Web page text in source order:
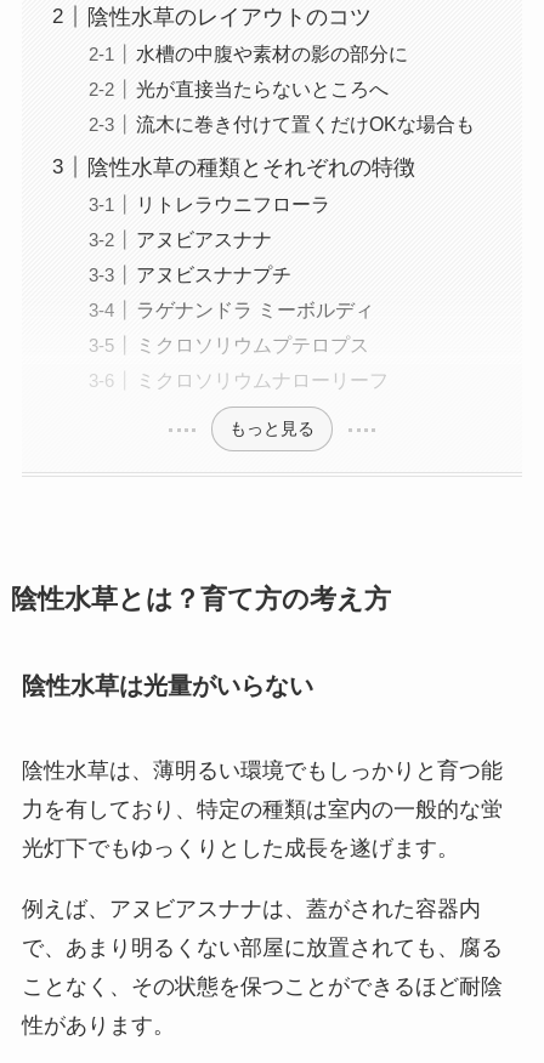
陰性水草のレイアウトのコツ
水槽の中腹や素材の影の部分に
光が直接当たらないところへ
流木に巻き付けて置くだけOKな場合も
陰性水草の種類とそれぞれの特徴
リトレラウニフローラ
アヌビアスナナ
アヌビスナナプチ
ラゲナンドラ ミーボルディ
ミクロソリウムプテロプス
ミクロソリウムナローリーフ
もっと見る
陰性水草とは？育て方の考え方
陰性水草は光量がいらない
陰性水草は、薄明るい環境でもしっかりと育つ能
力を有しており、特定の種類は室内の一般的な蛍
光灯下でもゆっくりとした成長を遂げます。
例えば、アヌビアスナナは、蓋がされた容器内
で、あまり明るくない部屋に放置されても、腐る
ことなく、その状態を保つことができるほど耐陰
性があります。